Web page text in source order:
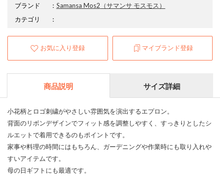
ブランド
： Samansa Mos2 （サマンサ モスモス）
カテゴリ
：
お気に入り登録 マイブランド登録
商品説明 サイズ詳細
小花柄とロゴ刺繍がやさしい雰囲気を演出するエプロン。
背面のリボンデザインでフィット感を調整しやすく、すっきりとしたシ
ルエットで着用できるのもポイントです。
家事や料理の時間にはもちろん、ガーデニングや作業時にも取り入れや
すいアイテムです。
母の日ギフトにも最適です。